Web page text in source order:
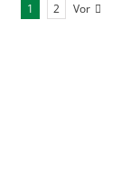
1 2 Vor